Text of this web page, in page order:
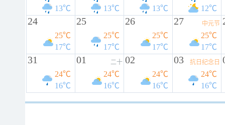
13℃
13℃
13℃
12℃
24
25℃
17℃
25
25℃
17℃
26
25℃
17℃
27 中元节
25℃
17℃
31
24℃
16℃
01 二十
24℃
16℃
02
24℃
16℃
03 抗日纪念日
24℃
16℃